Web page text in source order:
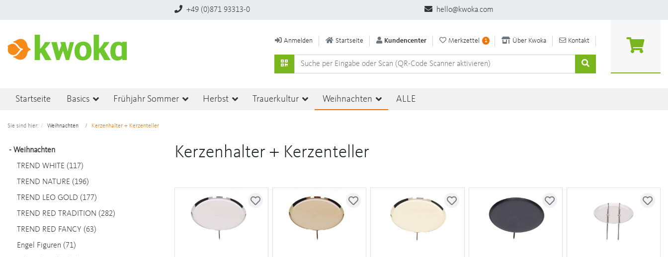
+49 (0)871 93313-0 hello@kwoka.com
Anmelden Startseite Kundencenter Merkzettel 1 Über Kwoka Kontakt
Startseite Basics Frühjahr Sommer Herbst Trauerkultur Weihnachten ALLE
Sie sind hier: Weihnachten Kerzenhalter + Kerzenteller
- Weihnachten
TREND WHITE (117)
TREND NATURE (196)
TREND LEO GOLD (177)
TREND RED TRADITION (282)
TREND RED FANCY (63)
Engel Figuren (71)
Kerzenhalter + Kerzenteller